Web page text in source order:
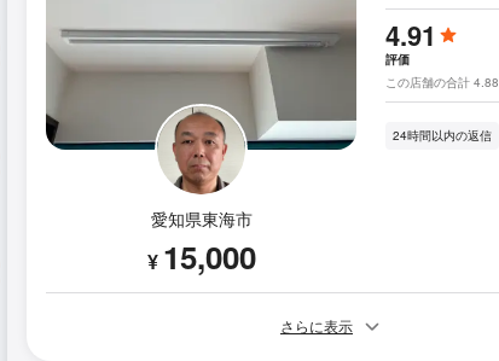
愛知県東海市
¥ 15,000
4.91
評価
この店舗の合計 4.88
24時間以内の返信
さらに表示